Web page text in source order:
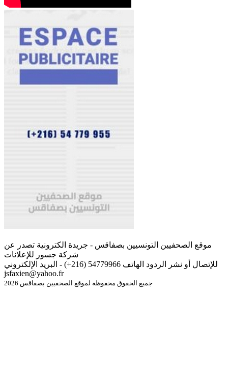
موقع الصحفيين التونسيين بصفاقس - جريدة الكترونية تصدر عن
شركة جسور للإعلانات
للإتصال أو نشر الردود الهاتف 54779966 (216+) - البريد الإلكتروني
jsfaxien@yahoo.fr
جميع الحقوق محفوظة لموقع الصحفيين بصفاقس 2026